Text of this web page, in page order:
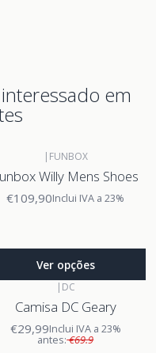
em
| FUNBOX
Willy Mens Shoes
€109,90Inclui IVA a 23%
Ver opções
| DC
Camisa DC Geary
€29,99Inclui IVA a 23%
antes:€69.9